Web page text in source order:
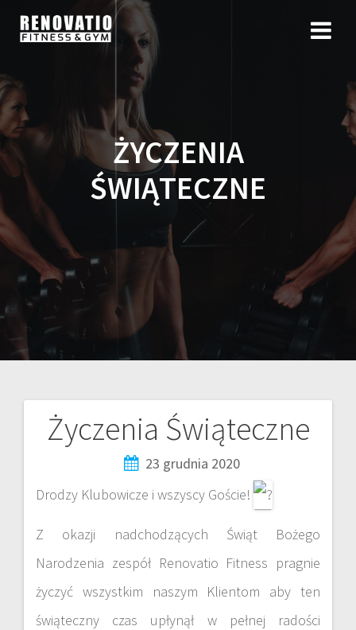
ŻYCZENIA
ŚWIĄTECZNE
Życzenia Świąteczne
23 grudnia 2020
Drodzy Klubowicze i wszyscy Goście!
Z okazji nadchodzących Świąt Bożego
Narodzenia zespół Renovatio Fitness pragnie
życzyć wszystkim naszym Klientom aby ten
świąteczny czas upłynął w pełnej radości